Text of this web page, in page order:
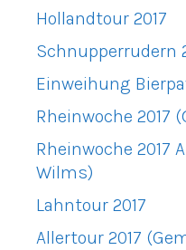
Hollandtour 2017
Schnupperrudern
Einweihung
Rheinwoche 2017
Rheinwoche 2017
Wilms)
Lahntour 2017
Allertour 2017